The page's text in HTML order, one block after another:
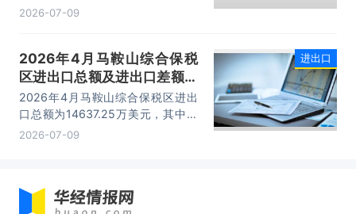
出口额为1562.95万美元，进口额为
2026-07-09
2026年4月马鞍山综合保税
区进出口总额及进出口差额统
计分析
2026年4月马鞍山综合保税区进出
口总额为14637.25万美元，其中：
出口额为14365.71万美元，进口额
2026-07-09
进出口